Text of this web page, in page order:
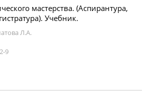
мастерства. (Аспирантура,
Учебник.
Л.А.
9